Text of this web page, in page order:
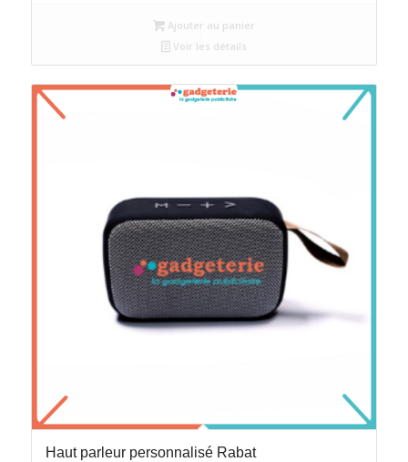
Ajouter au panier
Voir les détails
Haut parleur personnalisé Rabat